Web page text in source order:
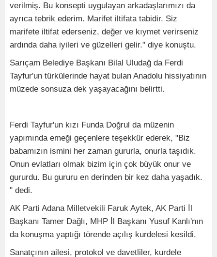
verilmiş. Bu konsepti uygulayan arkadaşlarımızı da
ayrıca tebrik ederim. Marifet iltifata tabidir. Siz
marifete iltifat ederseniz, değer ve kıymet verirseniz
ardında daha iyileri ve güzelleri gelir." diye konuştu.
Sarıçam Belediye Başkanı Bilal Uludağ da Ferdi
Tayfur'un türkülerinde hayat bulan Anadolu hissiyatının
müzede sonsuza dek yaşayacağını belirtti.
Ferdi Tayfur'un kızı Funda Doğrul da müzenin
yapımında emeği geçenlere teşekkür ederek, "Biz
babamızın ismini her zaman gururla, onurla taşıdık.
Onun evlatları olmak bizim için çok büyük onur ve
gururdu. Bu gururu en derinden bir kez daha yaşadık.
" dedi.
AK Parti Adana Milletvekili Faruk Aytek, AK Parti İl
Başkanı Tamer Dağlı, MHP İl Başkanı Yusuf Kanlı'nın
da konuşma yaptığı törende açılış kurdelesi kesildi.
Sanatçının ailesi, protokol ve davetliler, kurdele